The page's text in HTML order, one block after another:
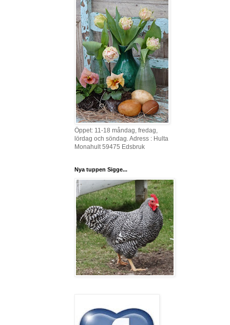
Öppet: 11-18 måndag, fredag,
lördag och söndag. Adress : Hulta
Monahult 59475 Edsbruk
Nya tuppen Sigge...